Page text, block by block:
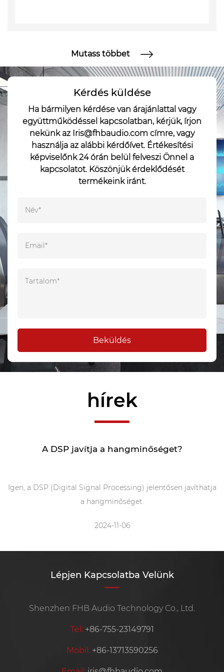
Önnek. Az Ön elégedettsége a legfontosabb
számunkra, és biztosak vagyunk benne, hogy
el hozzánk még ma, és fedezze fel a Dante Audio
figyelemre méltó világát!
Mutass többet
Kérdés küldése
Ha bármilyen kérdése van árajánlattal vagy
együttműködéssel kapcsolatban, kérjük, írjon
nekünk az Iris@fhbaudio.com címre, vagy
használja az alábbi kérdőívet. Értékesítési
képviselőnk 24 órán belül felveszi Önnel a
kapcsolatot. Köszönjük érdeklődését
termékeink iránt.
Beküldés
hírek
A DSP javítja a hangminőséget?
Igen, a DSP (Digital Signal Processing) jelentősen javíthatja
a hangminőséget.
2024-11-06
Lépjen Kapcsolatba Velünk
Shenzhen FHB Audio Technology Co., Ltd.
Tel: +86-755-23149791
Mobil: +86-13713590256